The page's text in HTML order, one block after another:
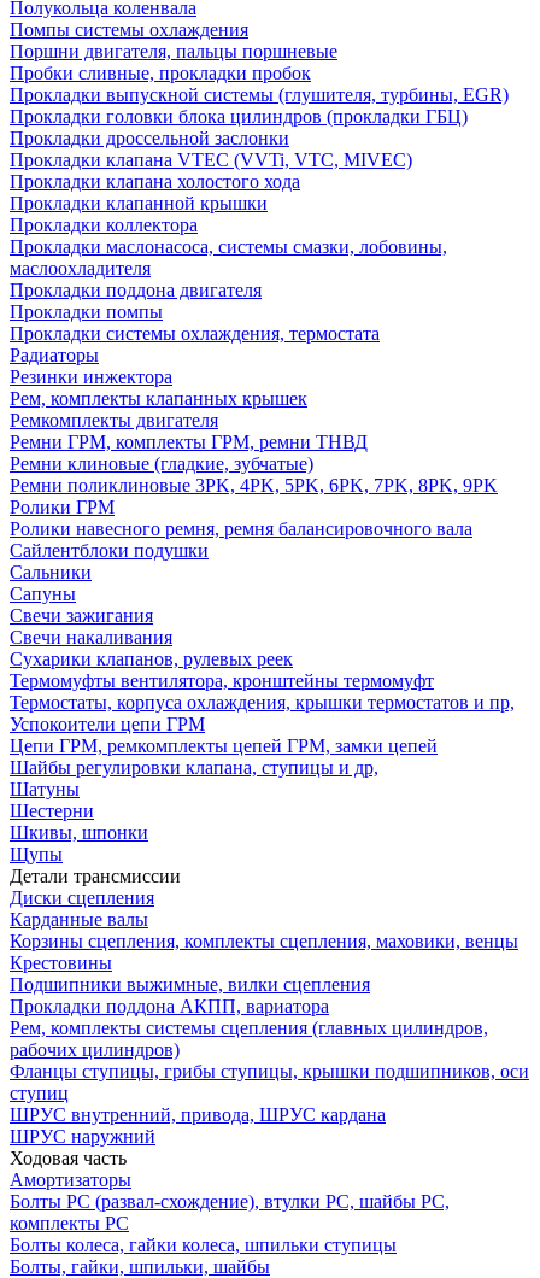
Полукольца коленвала
Помпы системы охлаждения
Поршни двигателя, пальцы поршневые
Пробки сливные, прокладки пробок
Прокладки выпускной системы (глушителя, турбины, EGR)
Прокладки головки блока цилиндров (прокладки ГБЦ)
Прокладки дроссельной заслонки
Прокладки клапана VTEC (VVTi, VTC, MIVEC)
Прокладки клапана холостого хода
Прокладки клапанной крышки
Прокладки коллектора
Прокладки маслонасоса, системы смазки, лобовины,
маслоохладителя
Прокладки поддона двигателя
Прокладки помпы
Прокладки системы охлаждения, термостата
Радиаторы
Резинки инжектора
Рем, комплекты клапанных крышек
Ремкомплекты двигателя
Ремни ГРМ, комплекты ГРМ, ремни ТНВД
Ремни клиновые (гладкие, зубчатые)
Ремни поликлиновые 3PK, 4PK, 5PK, 6PK, 7PK, 8PK, 9PK
Ролики ГРМ
Ролики навесного ремня, ремня балансировочного вала
Сайлентблоки подушки
Сальники
Сапуны
Свечи зажигания
Свечи накаливания
Сухарики клапанов, рулевых реек
Термомуфты вентилятора, кронштейны термомуфт
Термостаты, корпуса охлаждения, крышки термостатов и пр,
Успокоители цепи ГРМ
Цепи ГРМ, ремкомплекты цепей ГРМ, замки цепей
Шайбы регулировки клапана, ступицы и др,
Шатуны
Шестерни
Шкивы, шпонки
Щупы
Детали трансмиссии
Диски сцепления
Карданные валы
Корзины сцепления, комплекты сцепления, маховики, венцы
Крестовины
Подшипники выжимные, вилки сцепления
Прокладки поддона АКПП, вариатора
Рем, комплекты системы сцепления (главных цилиндров,
рабочих цилиндров)
Фланцы ступицы, грибы ступицы, крышки подшипников, оси
ступиц
ШРУС внутренний, привода, ШРУС кардана
ШРУС наружний
Ходовая часть
Амортизаторы
Болты РС (развал-схождение), втулки РС, шайбы РС,
комплекты РС
Болты колеса, гайки колеса, шпильки ступицы
Болты, гайки, шпильки, шайбы